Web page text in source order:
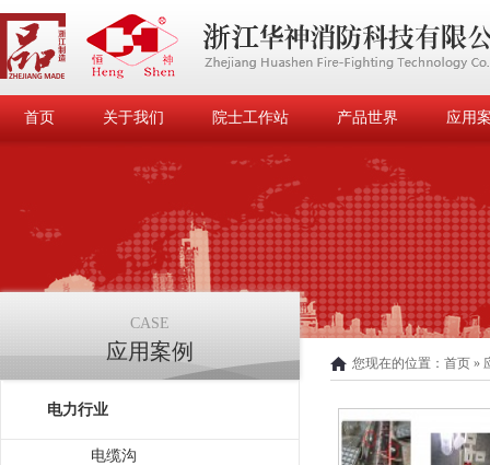
首页 关于我们 院士工作站 产品世界 应用
CASE
应用案例
电力行业
电缆沟
您现在的位置： 首页 »